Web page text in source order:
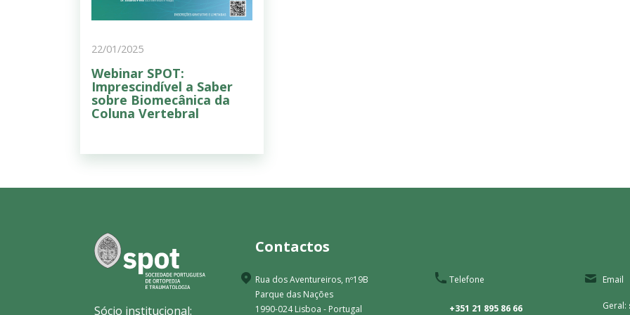
22/01/2025
Webinar SPOT:
Imprescindível a Saber
sobre Biomecânica da
Coluna Vertebral
Sócio institucional:
Contactos
Rua dos Aventureiros, nº19B
Parque das Nações
1990-024 Lisboa - Portugal
Telefone
+351 21 895 86 66
Email
Geral: